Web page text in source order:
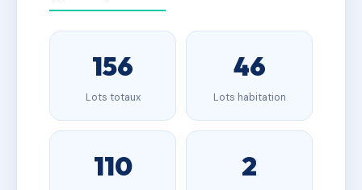
156
Lots totaux
46
Lots habitation
110 2